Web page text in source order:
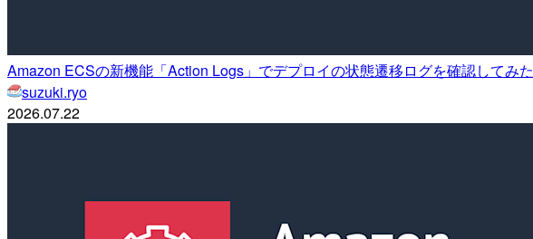
Amazon ECSの新機能「Action Logs」でデプロイの状態遷移ログを確認してみた
suzuki.ryo
2026.07.22